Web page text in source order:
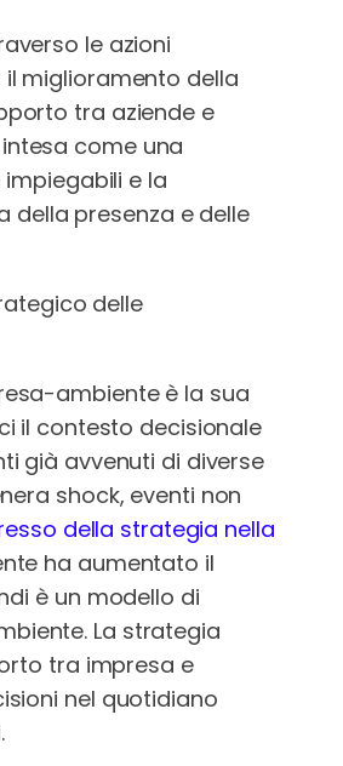
le azioni
miglioramento della
tra aziende e
intesa come una
e la
della presenza e delle
delle
ambiente è la sua
il contesto decisionale
già avvenuti di diverse
shock, eventi non
della strategia nella
ha aumentato il
è un modello di
La strategia
tra impresa e
nel quotidiano